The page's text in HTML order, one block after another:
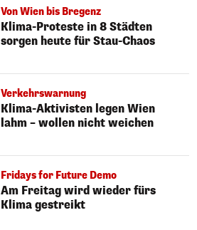
Von Wien bis Bregenz
Klima-Proteste in 8 Städten
sorgen heute für Stau-Chaos
Verkehrswarnung
Klima-Aktivisten legen Wien
lahm – wollen nicht weichen
Fridays for Future Demo
Am Freitag wird wieder fürs
Klima gestreikt